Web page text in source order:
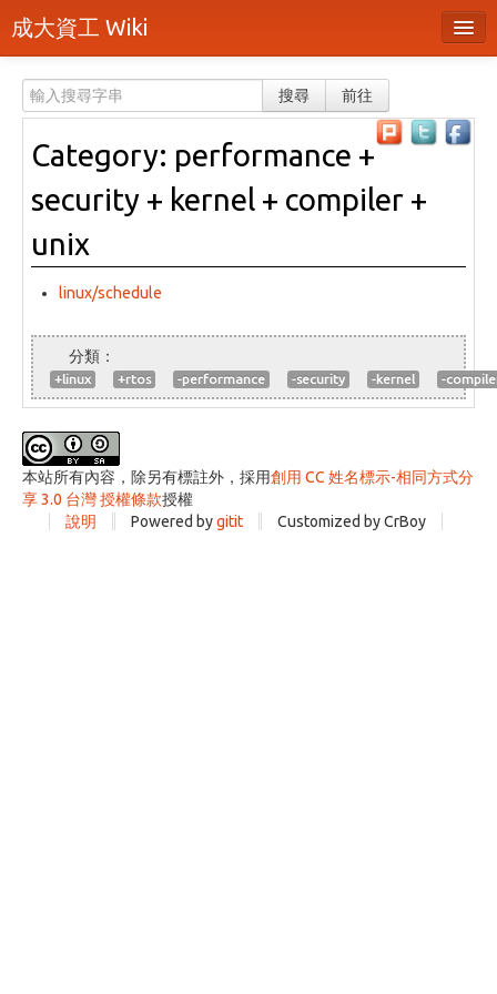
成大資工 Wiki
分類
隨機頁面
最近活動
上傳檔案
登入 / 註冊帳號
搜尋 前往
Category: performance +
security + kernel + compiler +
unix
linux/schedule
+linux +rtos -performance -security -kernel -
本站所有內容，除另有標註外，採用創用 CC 姓名標示-相同方式分
享 3.0 台灣 授權條款授權
說明
Powered bygitit Customized by CrBoy